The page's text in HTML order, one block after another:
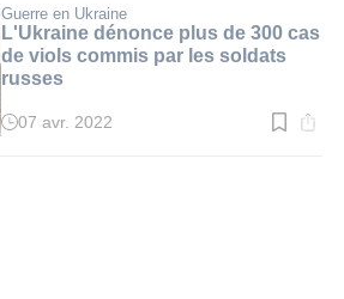
:
2
min.
Guerre en Ukraine
L'Ukraine dénonce plus de 300 cas
de viols commis par les soldats
russes
Temps
07 avr. 2022